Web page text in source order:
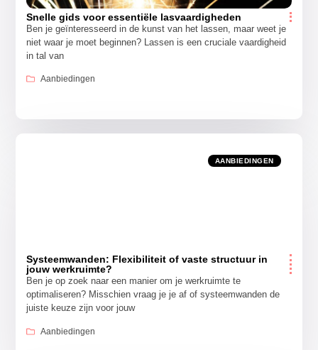
Snelle gids voor essentiële lasvaardigheden
Ben je geïnteresseerd in de kunst van het lassen, maar weet je
niet waar je moet beginnen? Lassen is een cruciale vaardigheid
in tal van
Aanbiedingen
AANBIEDINGEN
Systeemwanden: Flexibiliteit of vaste structuur in
jouw werkruimte?
Ben je op zoek naar een manier om je werkruimte te
optimaliseren? Misschien vraag je je af of systeemwanden de
juiste keuze zijn voor jouw
Aanbiedingen